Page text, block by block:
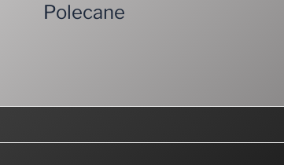
Polecane